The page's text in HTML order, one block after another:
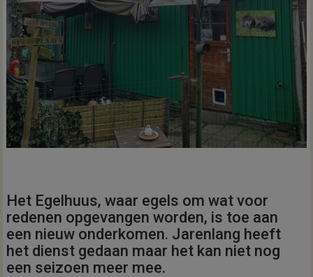
Het Egelhuus, waar egels om wat voor
redenen opgevangen worden, is toe aan
een nieuw onderkomen. Jarenlang heeft
het dienst gedaan maar het kan niet nog
een seizoen meer mee.